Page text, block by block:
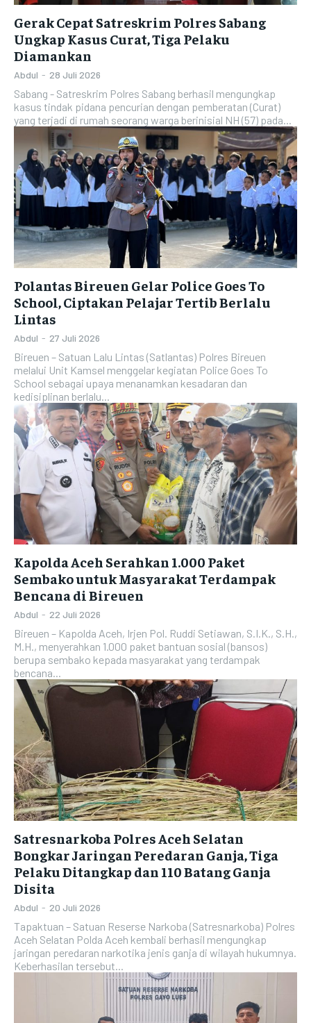
Gerak Cepat Satreskrim Polres Sabang
Ungkap Kasus Curat, Tiga Pelaku
Diamankan
Abdul - 28 Juli 2026
Sabang - Satreskrim Polres Sabang berhasil mengungkap
kasus tindak pidana pencurian dengan pemberatan (Curat)
yang terjadi di rumah seorang warga berinisial NH (57) pada...
Polantas Bireuen Gelar Police Goes To
School, Ciptakan Pelajar Tertib Berlalu
Lintas
Abdul - 27 Juli 2026
Bireuen – Satuan Lalu Lintas (Satlantas) Polres Bireuen
melalui Unit Kamsel menggelar kegiatan Police Goes To
School sebagai upaya menanamkan kesadaran dan
kedisiplinan berlalu...
Kapolda Aceh Serahkan 1.000 Paket
Sembako untuk Masyarakat Terdampak
Bencana di Bireuen
Abdul - 22 Juli 2026
Bireuen – Kapolda Aceh, Irjen Pol. Ruddi Setiawan, S.I.K., S.H.,
M.H., menyerahkan 1.000 paket bantuan sosial (bansos)
berupa sembako kepada masyarakat yang terdampak
bencana...
Satresnarkoba Polres Aceh Selatan
Bongkar Jaringan Peredaran Ganja, Tiga
Pelaku Ditangkap dan 110 Batang Ganja
Disita
Abdul - 20 Juli 2026
Tapaktuan – Satuan Reserse Narkoba (Satresnarkoba) Polres
Aceh Selatan Polda Aceh kembali berhasil mengungkap
jaringan peredaran narkotika jenis ganja di wilayah hukumnya.
Keberhasilan tersebut...